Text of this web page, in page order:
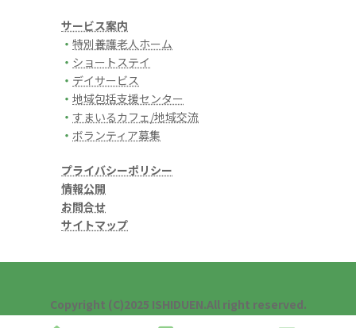
サービス案内
・ 特別養護老人ホーム
・ ショートステイ
・ デイサービス
・ 地域包括支援センター
・ すまいるカフェ/地域交流
・ ボランティア募集
プライバシーポリシー
情報公開
お問合せ
サイトマップ
Copyright (C)2025 ISHIDUEN.All right reserved.